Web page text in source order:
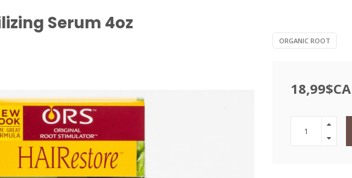
Serum 4oz
ORGANIC ROOT
18,99$CA